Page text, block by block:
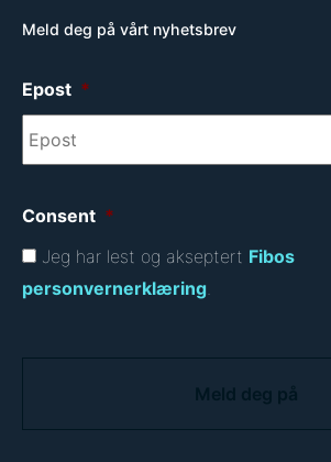
Meld deg på vårt nyhetsbrev
Epost *
Consent *
Jeg har lest og akseptert Fibos
personvernerklæring